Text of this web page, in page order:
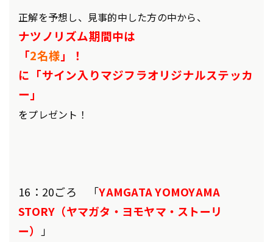
正解を予想し、見事的中した方の中から、
ナツノリズム期間中は
「2名様」！
に 「サイン入りマジフラオリジナルステッカ
ー」
をプレゼント！
16：20ごろ 「YAMGATA YOMOYAMA
STORY（ヤマガタ・ヨモヤマ・ストーリ
ー）
」